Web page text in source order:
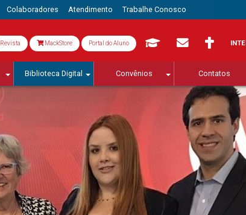
Colaboradores Atendimento Trabalhe Conosco
Revista MackStore Portal do Aluno
Biblioteca Digital Convênios Contatos